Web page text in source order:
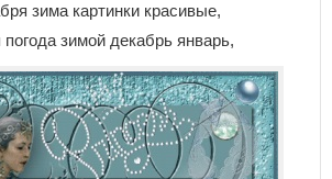
зима картинки красивые,
зимой декабрь январь,